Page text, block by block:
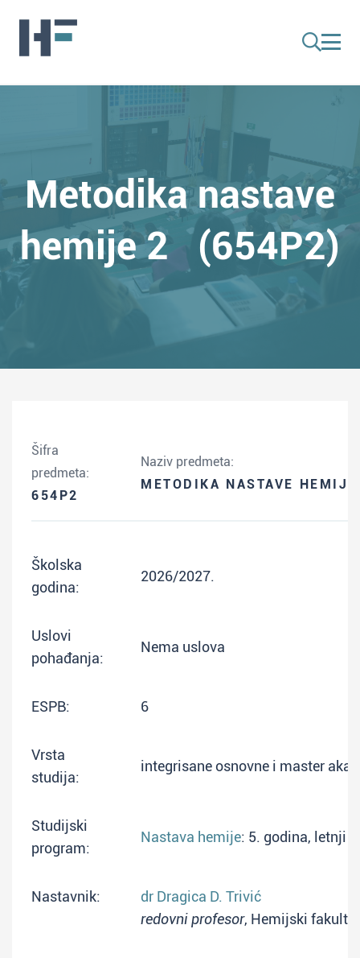
Metodika nastave
hemije 2 (654P2)
Šifra
predmeta:
654P2
Naziv predmeta:
METODIKA NASTAVE
Školska
godina:
2026/2027.
Uslovi
pohađanja:
Nema uslova
ESPB: 6
Vrsta
studija:
integrisane osnovne i master
Studijski
program:
Nastava hemije: 5. godina, letnji
Nastavnik:
dr Dragica D. Trivić
redovni profesor, Hemijski